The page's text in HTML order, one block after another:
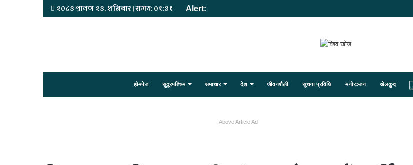
२०८३ श्रावण २३, शनिबार | समय: ०१:३१ Alert:
होमपेज सुदूरपश्चिम समाचार देश जीवनशैली सूचना प्रविधि मनोरञ्जन खेलकुद
Above Article Ad